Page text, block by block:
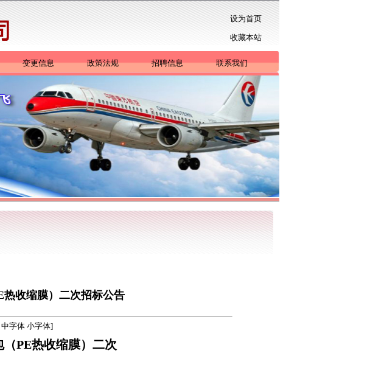
设为首页
收藏本站
变更信息 政策法规 招聘信息 联系我们
收缩膜）二次招标公告
中字体 小字体]
PE热收缩膜） 二次